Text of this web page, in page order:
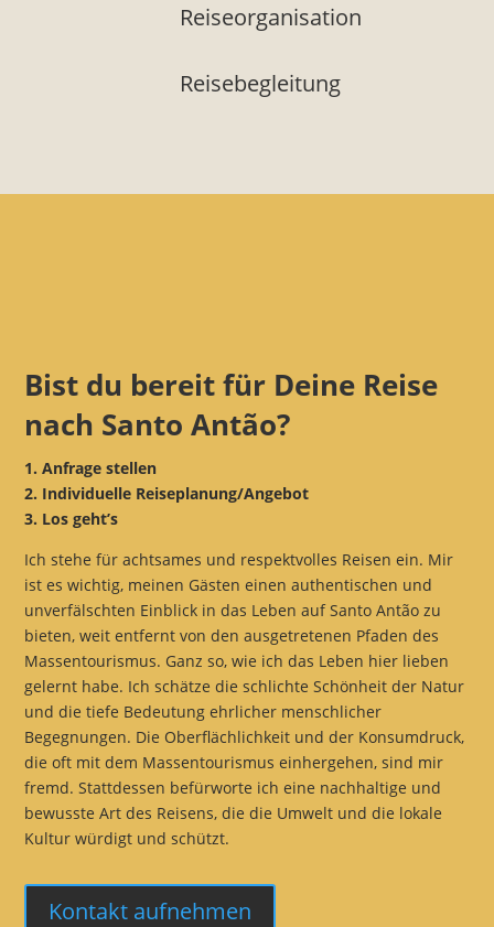
Reiseorganisation
Reisebegleitung
Bist du bereit für Deine Reise
nach Santo Antão?
1. Anfrage stellen
2. Individuelle Reiseplanung/Angebot
3. Los geht’s
Ich stehe für achtsames und respektvolles Reisen ein. Mir
ist es wichtig, meinen Gästen einen authentischen und
unverfälschten Einblick in das Leben auf Santo Antão zu
bieten, weit entfernt von den ausgetretenen Pfaden des
Massentourismus. Ganz so, wie ich das Leben hier lieben
gelernt habe. Ich schätze die schlichte Schönheit der Natur
und die tiefe Bedeutung ehrlicher menschlicher
Begegnungen. Die Oberflächlichkeit und der Konsumdruck,
die oft mit dem Massentourismus einhergehen, sind mir
fremd. Stattdessen befürworte ich eine nachhaltige und
bewusste Art des Reisens, die die Umwelt und die lokale
Kultur würdigt und schützt.
Kontakt aufnehmen